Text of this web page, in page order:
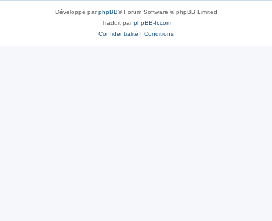
Développé parphpBB® Forum Software © phpBB Limited
Traduit parphpBB-fr.com
Confidentialité | Conditions